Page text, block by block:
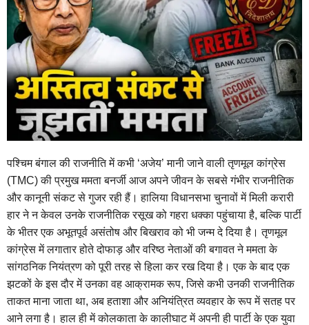
पश्चिम बंगाल की राजनीति में कभी ‘अजेय’ मानी जाने वाली तृणमूल कांग्रेस
(TMC) की प्रमुख ममता बनर्जी आज अपने जीवन के सबसे गंभीर राजनीतिक
और कानूनी संकट से गुजर रही हैं। हालिया विधानसभा चुनावों में मिली करारी
हार ने न केवल उनके राजनीतिक रसूख को गहरा धक्का पहुंचाया है, बल्कि पार्टी
के भीतर एक अभूतपूर्व असंतोष और बिखराव को भी जन्म दे दिया है। तृणमूल
कांग्रेस में लगातार होते दोफाड़ और वरिष्ठ नेताओं की बगावत ने ममता के
सांगठनिक नियंत्रण को पूरी तरह से हिला कर रख दिया है। एक के बाद एक
झटकों के इस दौर में उनका वह आक्रामक रूप, जिसे कभी उनकी राजनीतिक
ताकत माना जाता था, अब हताशा और अनियंत्रित व्यवहार के रूप में सतह पर
आने लगा है। हाल ही में कोलकाता के कालीघाट में अपनी ही पार्टी के एक युवा